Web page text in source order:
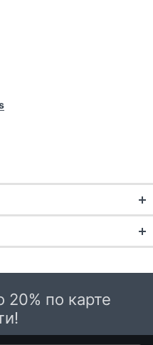
курьером до
20% по карте